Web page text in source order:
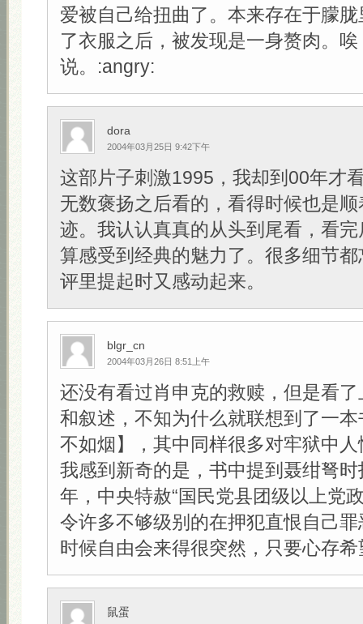
爱被自己给扭曲了。本来存在于朦
了衣服之后，被发现是一身赘肉。
说。:angry:
dora
2004年03月25日 9:42下午
这部片子刺激1995，我却到00年才
无数褒扬之后看的，看得时候也是
迹。我认认真真的从头到尾看，看
算感受到经典的魅力了。很多细节
评里提起时又感动起来。
blgr_cn
2004年03月26日 8:51上午
还没有看过肖申克的救赎，但是看
和叙述，不知为什么就联想到了一
不如烟】，其中同样很多对牢狱中
我感到新奇的是，书中提到聂绀弩
年，中央特赦“国民党县团级以上党
令许多不够级别的在押犯直恨自己
时候自由会来得很突然，只要心存
鼠蛋